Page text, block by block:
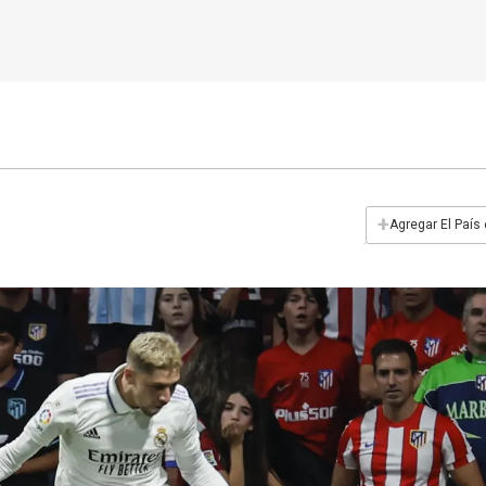
+Agregar El País